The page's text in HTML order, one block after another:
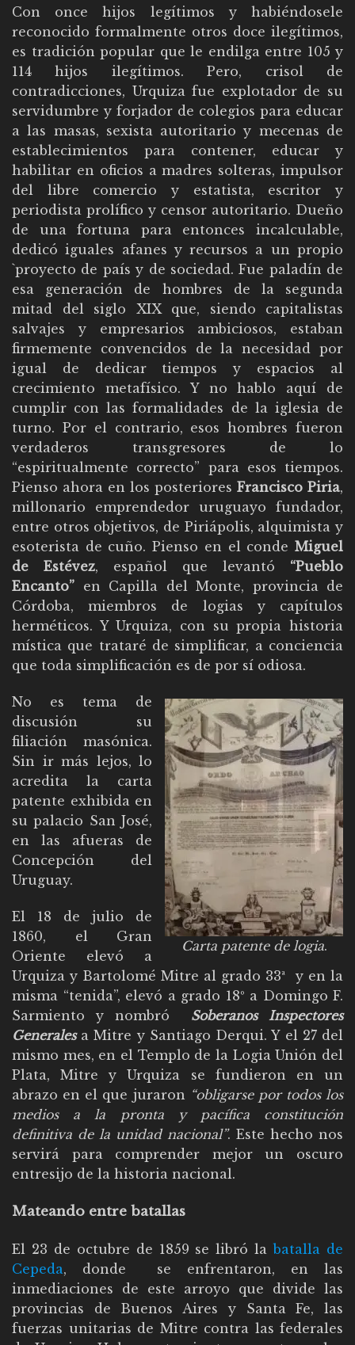
Con once hijos legítimos y habiéndosele
reconocido formalmente otros doce ilegítimos,
es tradición popular que le endilga entre 105 y
114 hijos ilegítimos. Pero, crisol de
contradicciones, Urquiza fue explotador de su
servidumbre y forjador de colegios para educar
a las masas, sexista autoritario y mecenas de
establecimientos para contener, educar y
habilitar en oficios a madres solteras, impulsor
del libre comercio y estatista, escritor y
periodista prolífico y censor autoritario. Dueño
de una fortuna para entonces incalculable,
dedicó iguales afanes y recursos a un propio
`proyecto de país y de sociedad. Fue paladín de
esa generación de hombres de la segunda
mitad del siglo XIX que, siendo capitalistas
salvajes y empresarios ambiciosos, estaban
firmemente convencidos de la necesidad por
igual de dedicar tiempos y espacios al
crecimiento metafísico. Y no hablo aquí de
cumplir con las formalidades de la iglesia de
turno. Por el contrario, esos hombres fueron
verdaderos transgresores de lo
“espiritualmente correcto” para esos tiempos.
Pienso ahora en los posteriores Francisco Piria,
millonario emprendedor uruguayo fundador,
entre otros objetivos, de Piriápolis, alquimista y
esoterista de cuño. Pienso en el conde Miguel
de Estévez, español que levantó “Pueblo
Encanto” en Capilla del Monte, provincia de
Córdoba, miembros de logias y capítulos
herméticos. Y Urquiza, con su propia historia
mística que trataré de simplificar, a conciencia
que toda simplificación es de por sí odiosa.
Carta patente de logia.
No es tema de
discusión su
filiación masónica.
Sin ir más lejos, lo
acredita la carta
patente exhibida en
su palacio San José,
en las afueras de
Concepción del
Uruguay.
El 18 de julio de
1860, el Gran
Oriente elevó a
Urquiza y Bartolomé Mitre al grado 33ª y en la
misma “tenida”, elevó a grado 18º a Domingo F.
Sarmiento y nombró Soberanos Inspectores
Generalesa Mitre y Santiago Derqui. Y el 27 del
mismo mes, en el Templo de la Logia Unión del
Plata, Mitre y Urquiza se fundieron en un
abrazo en el que juraron “obligarse por todos los
medios a la pronta y pacífica constitución
definitiva de la unidad nacional”. Este hecho nos
servirá para comprender mejor un oscuro
entresijo de la historia nacional.
Mateando entre batallas
El 23 de octubre de 1859 se libró labatalla de
Cepeda, donde se enfrentaron, en las
inmediaciones de este arroyo que divide las
provincias de Buenos Aires y Santa Fe, las
fuerzas unitarias de Mitre contra las federales